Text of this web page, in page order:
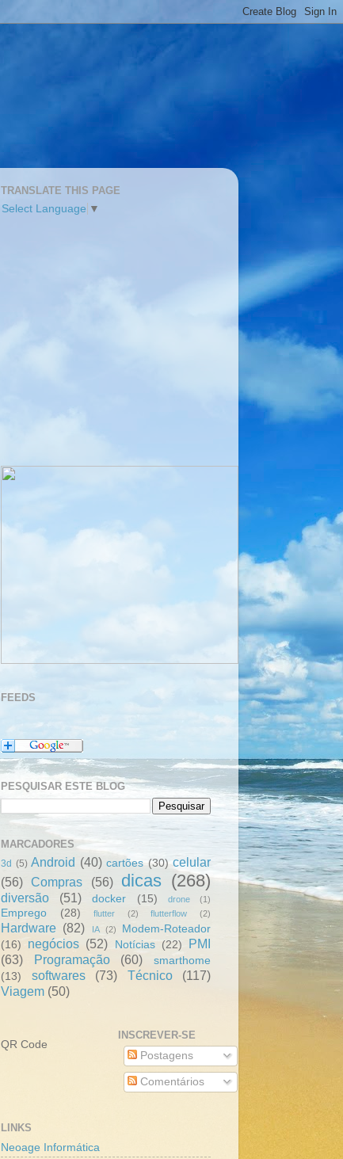
TRANSLATE THIS PAGE
Select Language ▼
FEEDS
PESQUISAR ESTE BLOG
MARCADORES
3d (5) Android (40) cartões (30) celular
(56) Compras (56) dicas (268)
diversão (51) docker (15) drone (1)
Emprego (28) flutter (2) flutterflow (2)
Hardware (82) IA (2)
Modem-Roteador
(16)
negócios (52) Notícias (22)
PMI
(63)
Programação (60)
smarthome
(13)
softwares (73) Técnico
(117)
Viagem (50)
QR Code
INSCREVER-SE
Postagens
Comentários
LINKS
Neoage Informática